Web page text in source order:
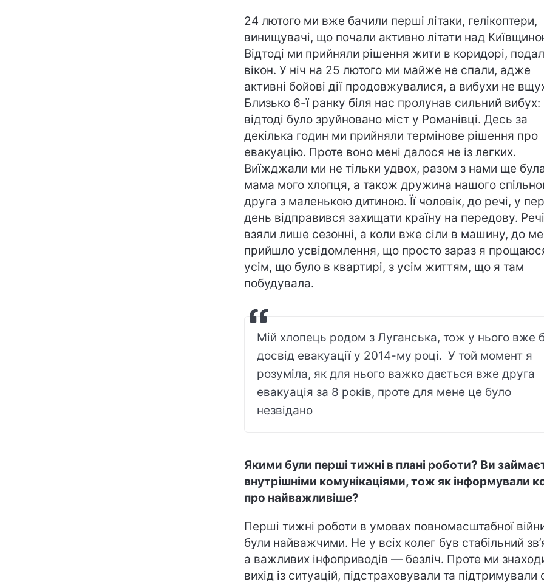
24 лютого ми вже бачили перші літаки, гелікоптери,
винищувачі, що почали активно літати над
Відтоді ми прийняли рішення жити в коридорі,
вікон. У ніч на 25 лютого ми майже не спали, адже
активні бойові дії продовжувалися, а вибухи не
Близько 6-ї ранку біля нас пролунав сильний вибух:
відтоді було зруйновано міст у Романівці. Десь за
декілька годин ми прийняли термінове рішення про
евакуацію. Проте воно мені далося не із легких.
Виїжджали ми не тільки удвох, разом з нами ще
мама мого хлопця, а також дружина нашого
друга з маленькою дитиною. Її чоловік, до речі, у
день відправився захищати країну на передову. Речі
взяли лише сезонні, а коли вже сіли в машину, до
прийшло усвідомлення, що просто зараз я
усім, що було в квартирі, з усім життям, що я там
побудувала.
Мій хлопець родом з Луганська, тож у нього вже
досвід евакуації у 2014-му році. У той момент я
розуміла, як для нього важко дається вже друга
евакуація за 8 років, проте для мене це було
незвідано
Якими були перші тижні в плані роботи? Ви
внутрішніми комунікаціями, тож як інформували
про найважливіше?
Перші тижні роботи в умовах повномасштабної
були найважчими. Не у всіх колег був стабільний
а важливих інфоприводів — безліч. Проте ми
вихід із ситуацій, підстраховували та підтримували